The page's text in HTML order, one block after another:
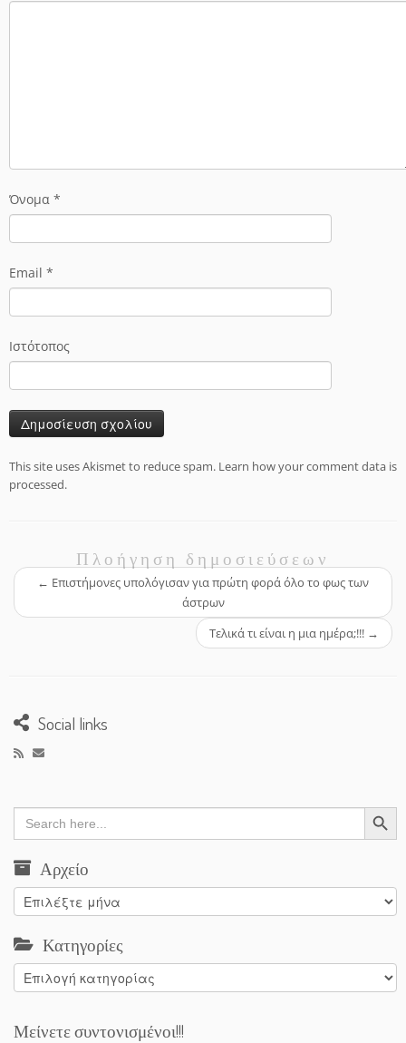
Όνομα *
Email *
Ιστότοπος
This site uses Akismet to reduce spam. Learn how your comment data is
processed.
Πλοήγηση δημοσιεύσεων
← Επιστήμονες υπολόγισαν για πρώτη φορά όλο το φως των
άστρων
Τελικά τι είναι η μια ημέρα;!!! →
Social links
Search
for:
Search Button
Αρχείο
Αρχείο
Κατηγορίες
Κατηγορίες
Μείνετε συντονισμένοι!!!